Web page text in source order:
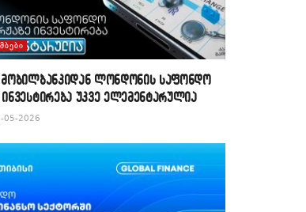
მობილბანკიდან ლონდონის საფონდო
უკვე ელემენტარულია
05-2026